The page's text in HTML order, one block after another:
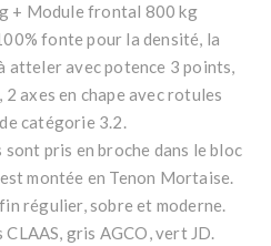
+ Module frontal 800 kg
fonte pour la densité, la
atteler avec potence 3 points,
axes en chape avec rotules
catégorie 3.2.
pris en broche dans le bloc
montée en Tenon Mortaise.
régulier, sobre et moderne.
gris AGCO, vert JD.